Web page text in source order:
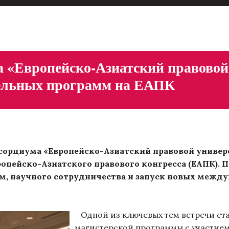
Азиатский правовой
программ на ЕАПК
«Европейско-Азиатский правовой
Азиатского правового конгресса (ЕАПК).
научного сотрудничества и запуск новых
Одной из ключевых тем встречи